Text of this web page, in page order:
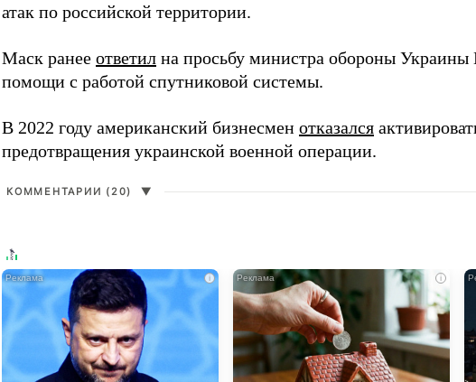
атак по российской территории.
Маск ранее ответил на просьбу министра обороны
помощи с работой спутниковой системы.
В 2022 году американский бизнесмен отказался
предотвращения украинской военной операции.
КОММЕНТАРИИ (20) ▼
i i